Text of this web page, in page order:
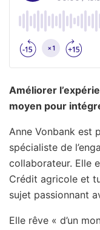
Améliorer
moyen pour
Anne Vonbank est
spécialiste de
collaborateur. Elle
Crédit agricole et
sujet passionnant
Elle rêve « d’un